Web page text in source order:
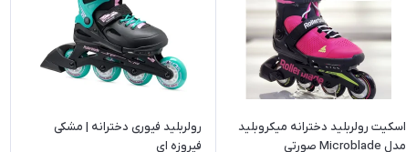
اسکیت رولربلید دخترانه میکروبلید
مدل Microblade صورتی
رولربلید فیوری دخترانه | مشکی
فیروزه ای